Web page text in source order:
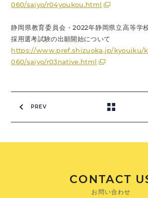
060/saiyo/r04youkou.html
静岡県教育委員会・2022年静岡県立高等学
採用選考試験の出願開始について
https://www.pref.shizuoka.jp/kyouiku/
060/saiyo/r03native.html
PREV
CONTACT
お問い合わせ